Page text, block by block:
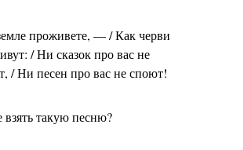
проживете, — / Как черви
/ Ни сказок про вас не
/ Ни песен про вас не споют!
взять такую песню?